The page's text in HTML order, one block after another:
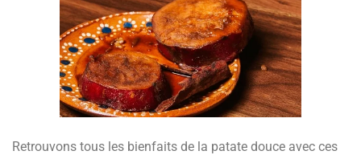
Retrouvons tous les bienfaits de la patate douce avec ces